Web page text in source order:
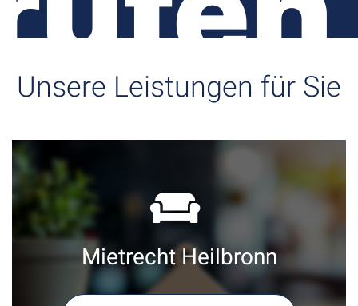
Unsere Leistungen für Sie
Mietrecht Heilbronn